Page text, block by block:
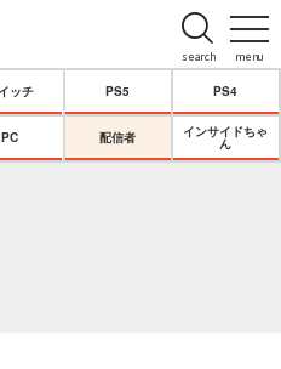
menu
search
ッチ PS5 PS4
PC 配信者
インサイドちゃ
ん